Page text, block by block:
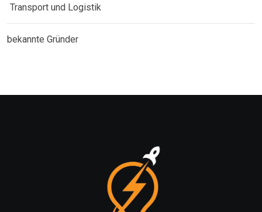
Transport und Logistik
bekannte Gründer